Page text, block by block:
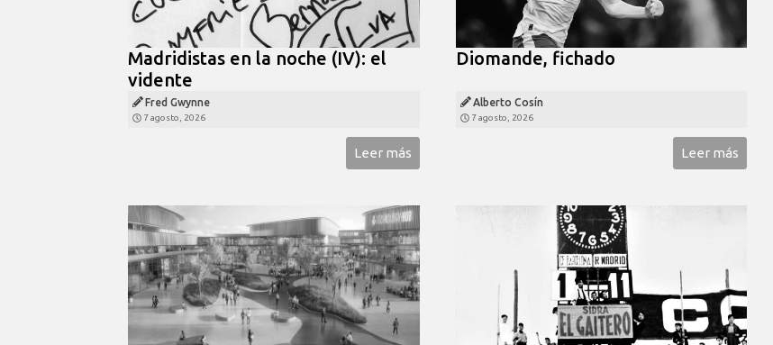
Madridistas en la noche (IV): el
vidente
Fred Gwynne
7 agosto, 2026
Leer más
Diomande, fichado
Alberto Cosín
7 agosto, 2026
Leer más